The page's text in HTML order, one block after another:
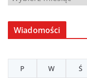
r
c
w
Wiadomości
P
W Ś